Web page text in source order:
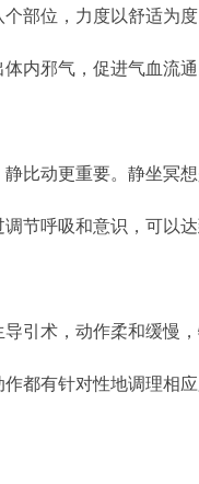
部位，力度以舒适为度
内邪气，促进气血流通
比动更重要。静坐冥
节呼吸和意识，可以
引术，动作柔和缓慢
都有针对性地调理相